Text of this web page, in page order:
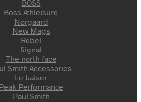
BOSS
Boss Athleisure
Nørgaard
New Mags
Rebel
Signal
The north face
Smith Accessories
Le baiser
Peak Performance
Paul Smith